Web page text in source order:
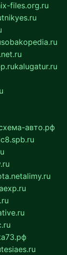
files.org.ru
sobakopedia.ru
kalugatur.ru
авто.рф
alimy.ru
tesiaes.ru